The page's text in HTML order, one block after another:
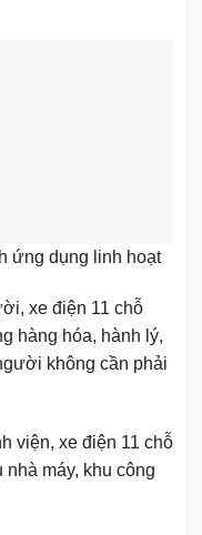
ứng dụng linh hoạt
xe điện 11 chỗ
hàng hóa, hành lý,
không cần phải
viện, xe điện 11 chỗ
máy, khu công